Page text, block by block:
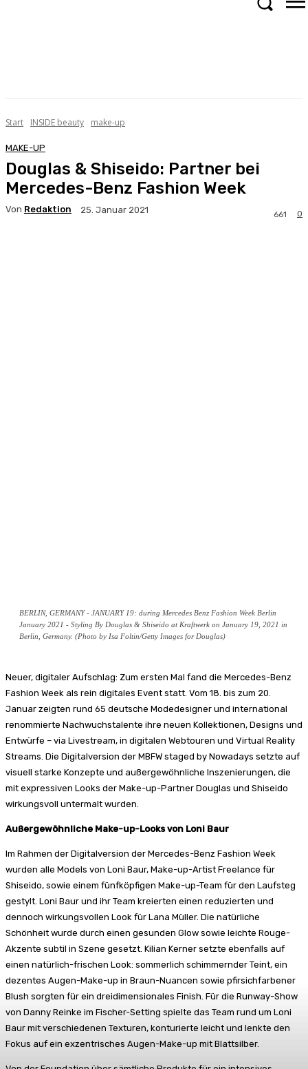
Start INSIDE beauty make-up
MAKE-UP
Douglas & Shiseido: Partner bei
Mercedes-Benz Fashion Week
Von Redaktion 25. Januar 2021 0
661
BERLIN, GERMANY - JANUARY 19: during Mercedes Benz Fashion Week Berlin
January 2021 - Styling By Douglas & Shiseido at Kraftwerk on January 19, 2021 in
Berlin, Germany. (Photo by Isa Foltin/Getty Images for Douglas)
Neuer, digitaler Aufschlag: Zum ersten Mal fand die Mercedes-Benz
Fashion Week als rein digitales Event statt. Vom 18. bis zum 20.
Januar zeigten rund 65 deutsche Modedesigner und international
renommierte Nachwuchstalente ihre neuen Kollektionen, Designs und
Entwürfe – via Livestream, in digitalen Webtouren und Virtual Reality
Streams. Die Digitalversion der MBFW staged by Nowadays setzte auf
visuell starke Konzepte und außergewöhnliche Inszenierungen, die
mit expressiven Looks der Make-up-Partner Douglas und Shiseido
wirkungsvoll untermalt wurden.
Außergewöhnliche Make-up-Looks von Loni Baur
Im Rahmen der Digitalversion der Mercedes-Benz Fashion Week
wurden alle Models von Loni Baur, Make-up-Artist Freelance für
Shiseido, sowie einem fünfköpfigen Make-up-Team für den Laufsteg
gestylt. Loni Baur und ihr Team kreierten einen reduzierten und
dennoch wirkungsvollen Look für Lana Müller. Die natürliche
Schönheit wurde durch einen gesunden Glow sowie leichte Rouge-
Akzente subtil in Szene gesetzt. Kilian Kerner setzte ebenfalls auf
einen natürlich-frischen Look: sommerlich schimmernder Teint, ein
dezentes Augen-Make-up in Braun-Nuancen sowie pfirsichfarbener
Blush sorgten für ein dreidimensionales Finish. Für die Runway-Show
von Danny Reinke im Fischer-Setting spielte das Team rund um Loni
Baur mit verschiedenen Texturen, konturierte leicht und lenkte den
Fokus auf ein exzentrisches Augen-Make-up mit Blattsilber.